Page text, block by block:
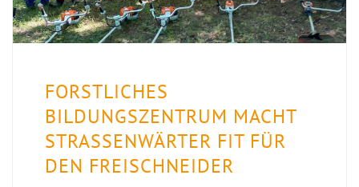
FORSTLICHES
BILDUNGSZENTRUM MACHT
STRASSENWÄRTER FIT FÜR D
EN FREISCHNEIDER